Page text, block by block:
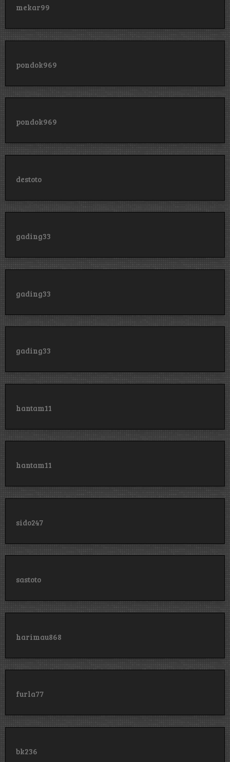
mekar99
pondok969
pondok969
destoto
gading33
gading33
gading33
hantam11
hantam11
sido247
sastoto
harimau868
furla77
bk236